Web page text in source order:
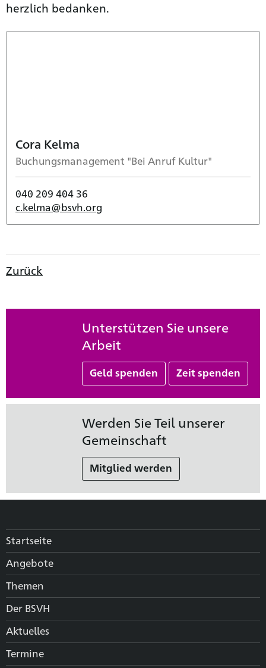
herzlich bedanken.
Cora Kelma
Buchungsmanagement "Bei Anruf Kultur"
040 209 404 36
c.kelma@bsvh.org
Zurück
Unterstützen Sie unsere
Arbeit
Geld spenden Zeit spenden
Werden Sie Teil unserer
Gemeinschaft
Mitglied werden
Startseite
Angebote
Themen
Der BSVH
Aktuelles
Termine